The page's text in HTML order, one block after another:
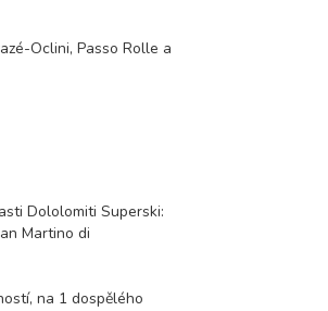
Oclini, Passo Rolle a
Dololomiti Superski:
Martino di
na 1 dospělého